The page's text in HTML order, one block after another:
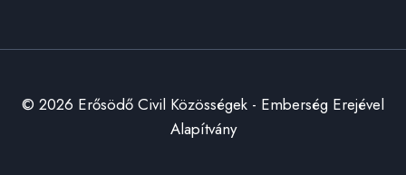
© 2026 Erősödő Civil Közösségek - Emberség Erejével
Alapítvány